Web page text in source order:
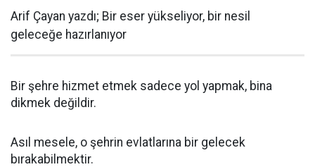
Arif Çayan yazdı; Bir eser yükseliyor, bir nesil
geleceğe hazırlanıyor
Bir şehre hizmet etmek sadece yol yapmak, bina
dikmek değildir.
Asıl mesele, o şehrin evlatlarına bir gelecek
bırakabilmektir.